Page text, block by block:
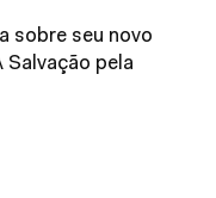
sobre seu novo
Salvação pela